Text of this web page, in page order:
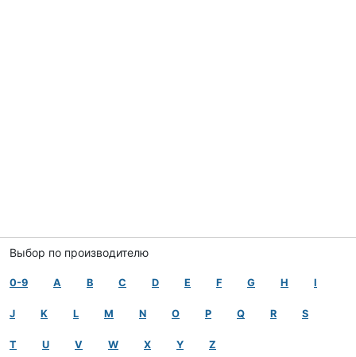
Выбор по производителю
0-9 A B C D E F G H I
J K L M N O P Q R S
T U V W X Y Z